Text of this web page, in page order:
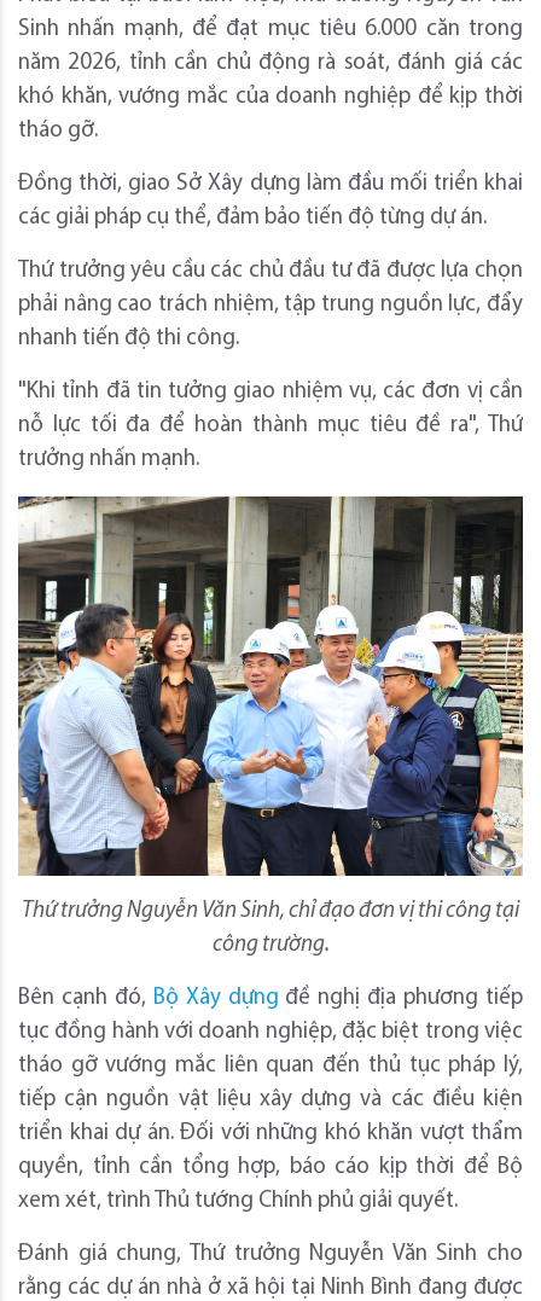
Sinh nhấn mạnh, để đạt mục tiêu 6.000 căn trong
năm 2026, tỉnh cần chủ động rà soát, đánh giá các
khó khăn, vướng mắc của doanh nghiệp để kịp thời
tháo gỡ.
Đồng thời, giao Sở Xây dựng làm đầu mối triển khai
các giải pháp cụ thể, đảm bảo tiến độ từng dự án.
Thứ trưởng yêu cầu các chủ đầu tư đã được lựa chọn
phải nâng cao trách nhiệm, tập trung nguồn lực, đẩy
nhanh tiến độ thi công.
"Khi tỉnh đã tin tưởng giao nhiệm vụ, các đơn vị cần
nỗ lực tối đa để hoàn thành mục tiêu đề ra", Thứ
trưởng nhấn mạnh.
Thứ trưởng Nguyễn Văn Sinh, chỉ đạo đơn vị thi công tại
công trường.
Bên cạnh đó, Bộ Xây dựng đề nghị địa phương tiếp
tục đồng hành với doanh nghiệp, đặc biệt trong việc
tháo gỡ vướng mắc liên quan đến thủ tục pháp lý,
tiếp cận nguồn vật liệu xây dựng và các điều kiện
triển khai dự án. Đối với những khó khăn vượt thẩm
quyền, tỉnh cần tổng hợp, báo cáo kịp thời để Bộ
xem xét, trình Thủ tướng Chính phủ giải quyết.
Đánh giá chung, Thứ trưởng Nguyễn Văn Sinh cho
rằng các dự án nhà ở xã hội tại Ninh Bình đang được